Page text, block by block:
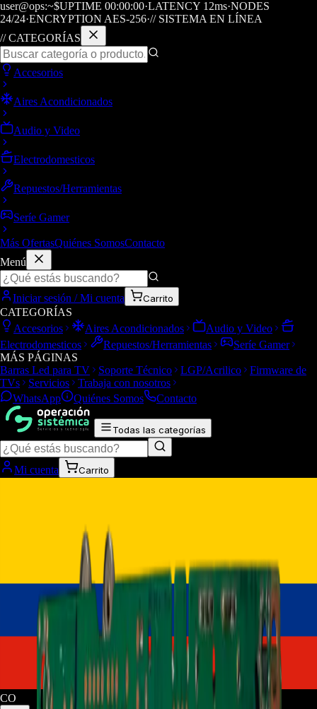
user@ops:~$UPTIME 00:00:00·LATENCY 12ms·NODES
24/24·ENCRYPTION AES-256·// SISTEMA EN LÍNEA
// CATEGORÍAS
Accesorios
Aires Acondicionados
Audio y Video
Electrodomesticos
Repuestos/Herramientas
Seríe Gamer
Más OfertasQuiénes SomosContacto
Menú
Iniciar sesión / Mi cuenta Carrito
CATEGORÍAS
Accesorios
Aires Acondicionados
Audio y Video
Electrodomesticos
Repuestos/Herramientas
Seríe Gamer
MÁS PÁGINAS
Barras Led para TV
Soporte Técnico LGP/Acrilico
Firmware de
TVs
Servicios
Trabaja con nosotros
WhatsApp
Quiénes Somos Contacto
Todas las categorías
Mi cuenta Carrito
CO